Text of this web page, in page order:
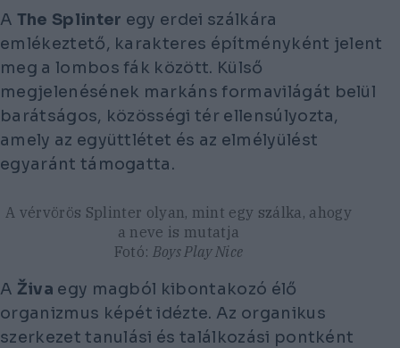
A The Splinter egy erdei szálkára
emlékeztető, karakteres építményként jelent
meg a lombos fák között. Külső
megjelenésének markáns formavilágát belül
barátságos, közösségi tér ellensúlyozta,
amely az együttlétet és az elmélyülést
egyaránt támogatta.
A vérvörös Splinter olyan, mint egy szálka, ahogy
a neve is mutatja
Fotó: Boys Play Nice
A Živa egy magból kibontakozó élő
organizmus képét idézte. Az organikus
szerkezet tanulási és találkozási pontként